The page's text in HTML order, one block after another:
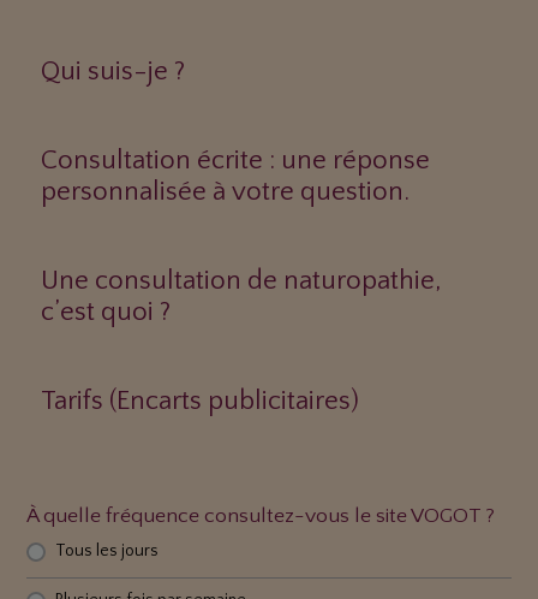
Qui suis-je ?
Consultation écrite : une réponse
personnalisée à votre question.
Une consultation de naturopathie,
c’est quoi ?
Tarifs (Encarts publicitaires)
À quelle fréquence consultez-vous le site VOGOT ?
Tous les jours